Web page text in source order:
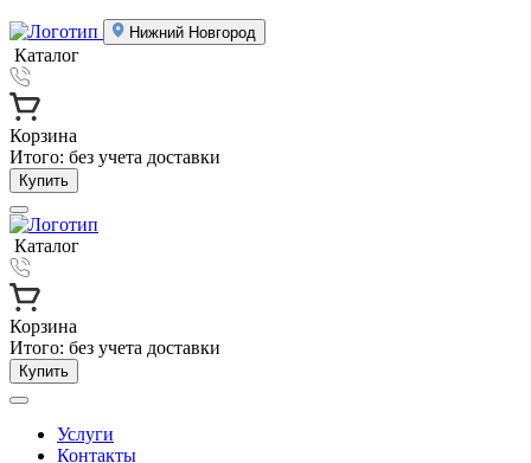
Нижний Новгород
Каталог
Корзина
Итого: без учета доставки
Купить
Каталог
Корзина
Итого: без учета доставки
Купить
Услуги
Контакты